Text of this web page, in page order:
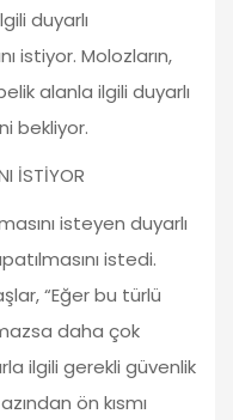
duyarlı
istiyor. Molozların,
alanla ilgili duyarlı
bekliyor.
İSTİYOR
isteyen duyarlı
istedi.
“Eğer bu türlü
daha çok
ilgili gerekli güvenlik
ön kısmı